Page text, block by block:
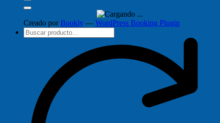
Creado por Bookly — WordPress Booking Plugin